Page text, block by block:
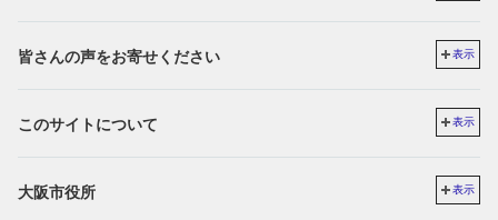
皆さんの声をお寄せください 表示
このサイトについて 表示
大阪市役所 表示